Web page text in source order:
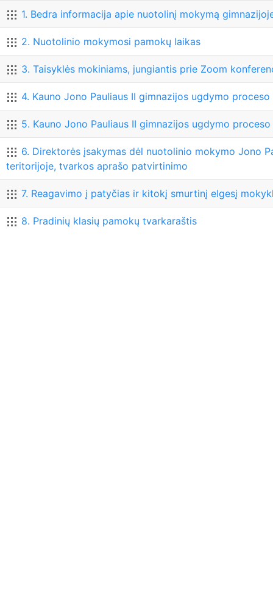
1. Bedra informacija apie nuotolinį mokymą
2. Nuotolinio mokymosi pamokų laikas
3. Taisyklės mokiniams, jungiantis prie Zoom
4. Kauno Jono Pauliaus II gimnazijos ugdymo
5. Kauno Jono Pauliaus II gimnazijos ugdymo
6. Direktorės įsakymas dėl nuotolinio mokymo Jono
teritorijoje, tvarkos aprašo patvirtinimo
7. Reagavimo į patyčias ir kitokį smurtinį elgesį
8. Pradinių klasių pamokų tvarkaraštis